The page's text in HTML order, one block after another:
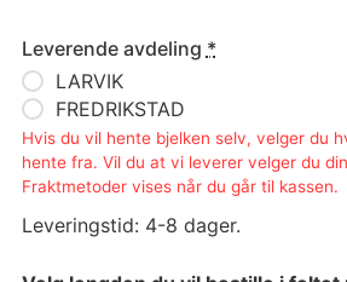
Leverende avdeling *
LARVIK
FREDRIKSTAD
Hvis du vil hente bjelken selv, velger du
hente fra. Vil du at vi leverer velger du
Fraktmetoder vises når du går til kassen.
Leveringstid: 4-8 dager.